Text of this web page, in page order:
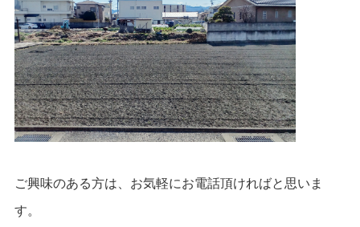
ご興味のある方は、お気軽にお電話頂ければと思いま
す。